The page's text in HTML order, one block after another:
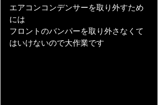
エアコンコンデンサーを取り外すため
には
フロントのバンパーを取り外さなくて
はいけないので大作業です